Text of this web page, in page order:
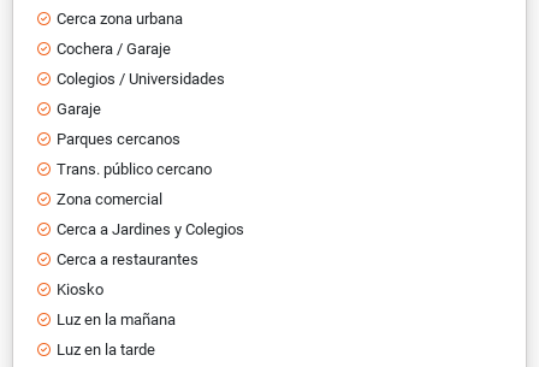
Cerca zona urbana
Cochera / Garaje
Colegios / Universidades
Garaje
Parques cercanos
Trans. público cercano
Zona comercial
Cerca a Jardines y Colegios
Cerca a restaurantes
Kiosko
Luz en la mañana
Luz en la tarde